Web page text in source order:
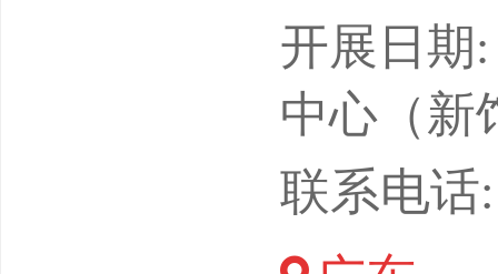
新局承
上届展
600多家
开展日期
中心（新
联系电话: